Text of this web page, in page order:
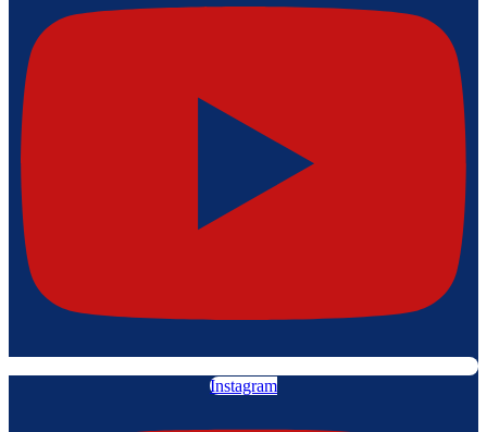
Instagram